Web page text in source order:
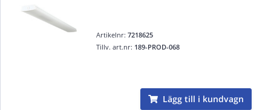
Artikelnr:7218625
Tillv. art.nr: 189-PROD-068
Lägg till i kundvagn